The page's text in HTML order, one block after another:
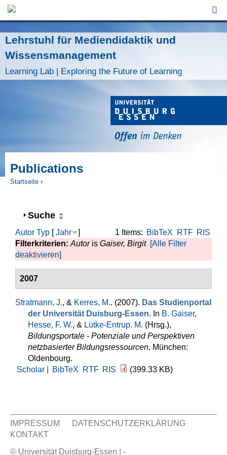
Lehrstuhl für Mediendidaktik und
Wissensmanagement
Learning Lab | Exploring the Future of Learning
Publications
Startseite ›
Anzeigen
Suche
1 Items: BibTeX RTF RIS
Autor Typ [Jahr
]
Filterkriterien: Autoris Gaiser, Birgit [Alle Filter
deaktivieren]
2007
Stratmann, J., & Kerres, M.. (2007). Das Studienportal
der Universität Duisburg-Essen. In B. Gaiser,
Hesse, F. W., & Lütke-Entrup, M. (Hrsg.),
Bildungsportale - Potenziale und Perspektiven
netzbasierter Bildungsressourcen. München:
Oldenbourg.
Scholar |
BibTeX RTF RIS (399.33 KB)
Sekundär Menü
IMPRESSUM
DATENSCHUTZERKLÄRUNG
KONTAKT
© Universität Duisburg-Essen | -